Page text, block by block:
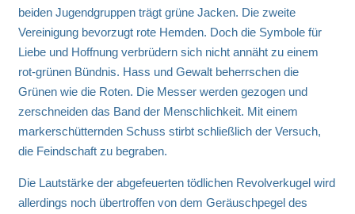
beiden Jugendgruppen trägt grüne Jacken. Die zweite
Vereinigung bevorzugt rote Hemden. Doch die Symbole für
Liebe und Hoffnung verbrüdern sich nicht annäht zu einem
rot-grünen Bündnis. Hass und Gewalt beherrschen die
Grünen wie die Roten. Die Messer werden gezogen und
zerschneiden das Band der Menschlichkeit. Mit einem
markerschütternden Schuss stirbt schließlich der Versuch,
die Feindschaft zu begraben.
Die Lautstärke der abgefeuerten tödlichen Revolverkugel wird
allerdings noch übertroffen von dem Geräuschpegel des